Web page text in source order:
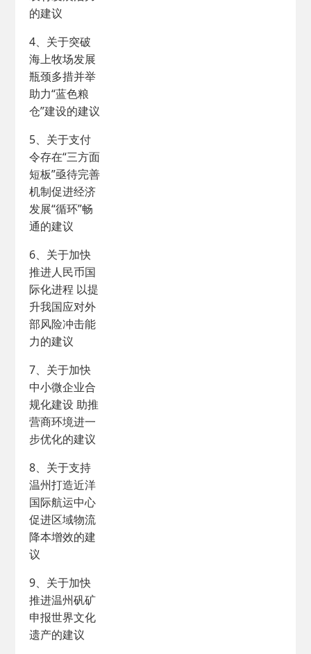
的建议
4、关于突破
海上牧场发展
瓶颈多措并举
助力“蓝色粮
仓”建设的建议
5、关于支付
令存在“三方面
短板”亟待完善
机制促进经济
发展“循环”畅
通的建议
6、关于加快
推进人民币国
际化进程 以提
升我国应对外
部风险冲击能
力的建议
7、关于加快
中小微企业合
规化建设 助推
营商环境进一
步优化的建议
8、关于支持
温州打造近洋
国际航运中心
促进区域物流
降本增效的建
议
9、关于加快
推进温州矾矿
申报世界文化
遗产的建议